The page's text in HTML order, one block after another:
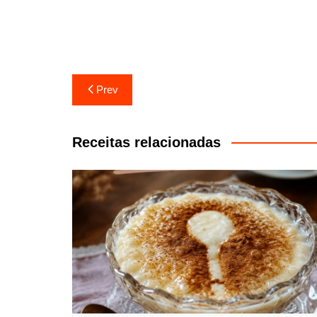
Navegação
de
artigos
Prev
Receitas relacionadas